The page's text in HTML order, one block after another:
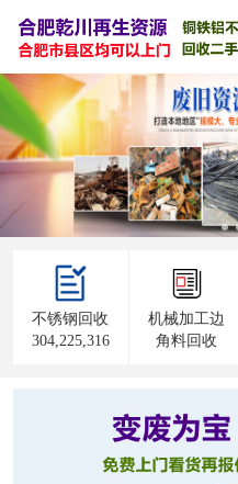
不锈钢回收
304,225,316
机械加工边
角料回收